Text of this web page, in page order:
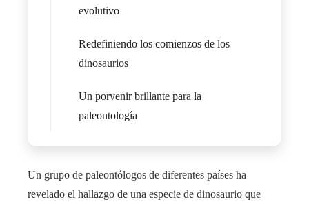
evolutivo
Redefiniendo los comienzos de los
dinosaurios
Un porvenir brillante para la
paleontología
Un grupo de paleontólogos de diferentes países ha
revelado el hallazgo de una especie de dinosaurio que